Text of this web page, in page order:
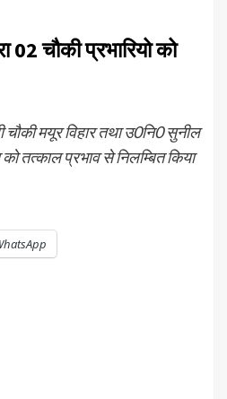
02 चौकी प्रभारियो को
चौकी मयूर विहार तथा उ0नि0 सुनील
को तत्काल प्रभाव से निलम्बित किया